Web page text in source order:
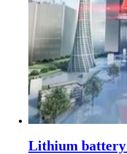
Lithium battery